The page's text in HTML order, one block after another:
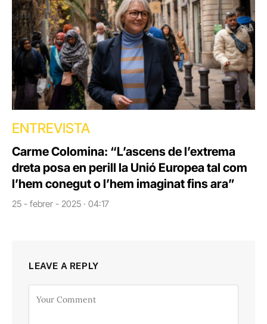
ENTREVISTA
Carme Colomina: “L’ascens de l’extrema
dreta posa en perill la Unió Europea tal com
l’hem conegut o l’hem imaginat fins ara”
25 - febrer - 2025 · 04:17
LEAVE A REPLY